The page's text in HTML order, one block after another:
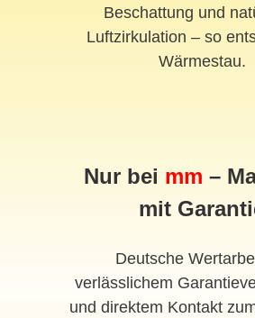
Beschattung und
Luftzirkulation – so
Wärmestau.
Nur bei mm –
mit
Deutsche
verlässlichem
und direktem Kontakt